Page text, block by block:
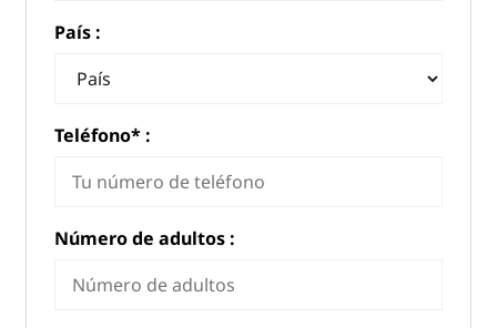
País :
Teléfono* :
Número de adultos :